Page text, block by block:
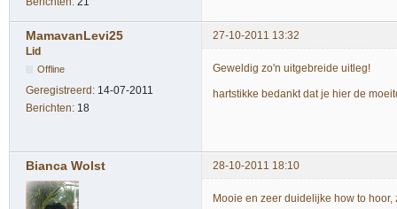
MamavanLevi25
27-10-2011 13:32
Lid
Offline
Geregistreerd: 14-07-2011
Berichten: 18
Geweldig zo'n uitgebreide uitleg!
hartstikke bedankt dat je hier de
Bianca Wolst 28-10-2011 18:10
Mooie en zeer duidelijke how to